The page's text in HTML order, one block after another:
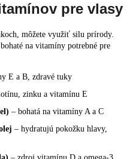
pre vlasy
môžete využiť silu prírody.
na vitamíny potrebné pre
E a B, zdravé tuky
zinku a vitamínu E
– bohatá na vitamíny A a C
– hydratujú pokožku hlavy,